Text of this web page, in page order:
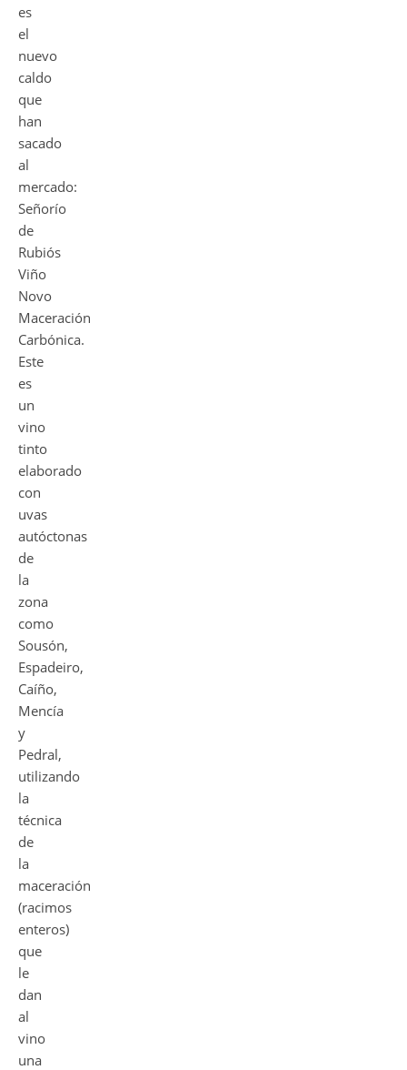
es
el
nuevo
caldo
que
han
sacado
al
mercado:
Señorío
de
Rubiós
Viño
Novo
Maceración
Carbónica.
Este
es
un
vino
tinto
elaborado
con
uvas
autóctonas
de
la
zona
como
Sousón,
Espadeiro,
Caíño,
Mencía
y
Pedral,
utilizando
la
técnica
de
la
maceración
(racimos
enteros)
que
le
dan
al
vino
una